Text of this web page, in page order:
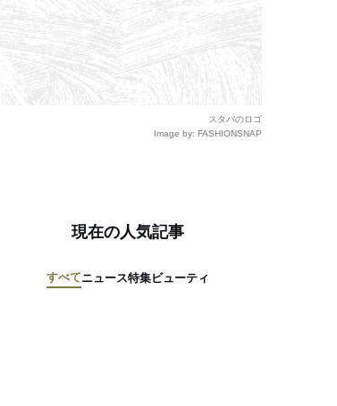
スタバのロゴ
Image by: FASHIONSNAP
現在の人気記事
すべてニュース特集ビューティ